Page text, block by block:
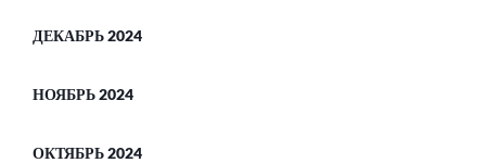
ДЕКАБРЬ 2024
НОЯБРЬ 2024
ОКТЯБРЬ 2024